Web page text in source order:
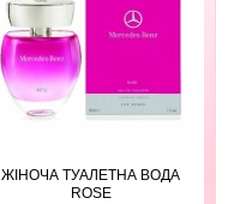
ЖІНОЧА ТУАЛЕТНА ВОДА
ROSE